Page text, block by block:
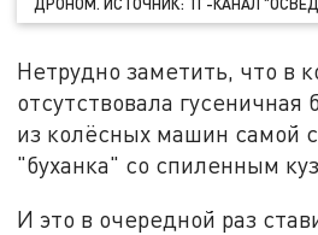
Нетрудно заметить, что в
отсутствовала гусеничная
из колёсных машин самой
"буханка" со спиленным
И это в очередной раз